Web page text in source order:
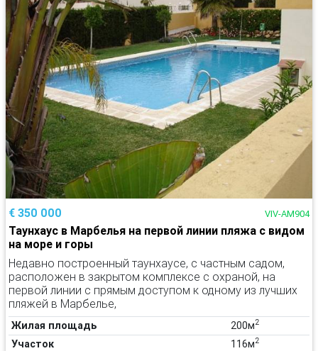
€ 350 000 VIV-AM904
Таунхаус в Марбелья на первой линии пляжа с видом
на море и горы
Недавно построенный таунхаусе, с частным садом,
расположен в закрытом комплексе с охраной, на
первой линии с прямым доступом к одному из лучших
пляжей в Марбелье,
Жилая площадь 200м2
Участок 116м2